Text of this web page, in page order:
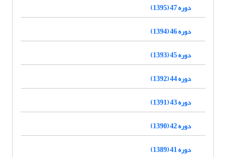
دوره 47 (1395)
دوره 46 (1394)
دوره 45 (1393)
دوره 44 (1392)
دوره 43 (1391)
دوره 42 (1390)
دوره 41 (1389)